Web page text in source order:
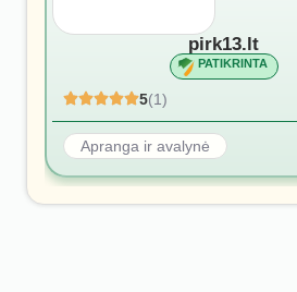
pirk13.lt
PATIKRINTA
5(1)
Apranga ir avalynė